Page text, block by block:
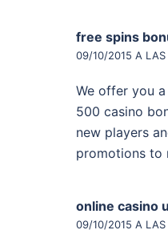
free spins
09/10/2015 A LAS
We offer you
500 casino
new players
promotions to
online casino
09/10/2015 A LAS